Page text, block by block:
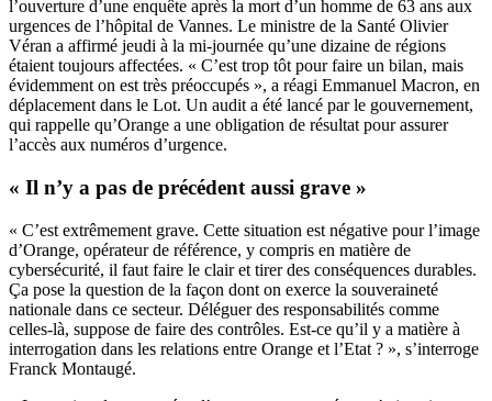
l’ouverture d’une enquête après la mort d’un homme de 63 ans aux
urgences de l’hôpital de Vannes. Le ministre de la Santé Olivier
Véran a affirmé jeudi à la mi-journée qu’une dizaine de régions
étaient toujours affectées. « C’est trop tôt pour faire un bilan, mais
évidemment on est très préoccupés », a réagi Emmanuel Macron, en
déplacement dans le Lot. Un audit a été lancé par le gouvernement,
qui rappelle qu’Orange a une obligation de résultat pour assurer
l’accès aux numéros d’urgence.
« Il n’y a pas de précédent aussi grave »
« C’est extrêmement grave. Cette situation est négative pour l’image
d’Orange, opérateur de référence, y compris en matière de
cybersécurité, il faut faire le clair et tirer des conséquences durables.
Ça pose la question de la façon dont on exerce la souveraineté
nationale dans ce secteur. Déléguer des responsabilités comme
celles-là, suppose de faire des contrôles. Est-ce qu’il y a matière à
interrogation dans les relations entre Orange et l’Etat ? », s’interroge
Franck Montaugé.